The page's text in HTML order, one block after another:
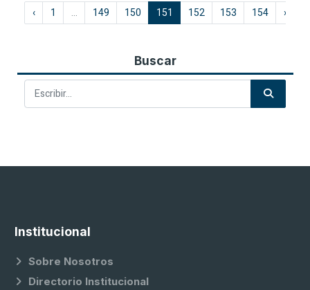
‹ 1 ... 149 150 151 152 153 154 ›
Buscar
Institucional
Sobre Nosotros
Directorio Institucional